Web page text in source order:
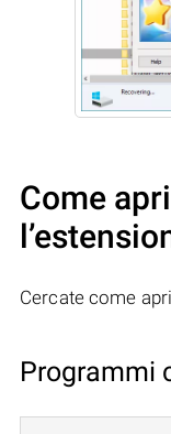
Come
Cercate come
Programmi